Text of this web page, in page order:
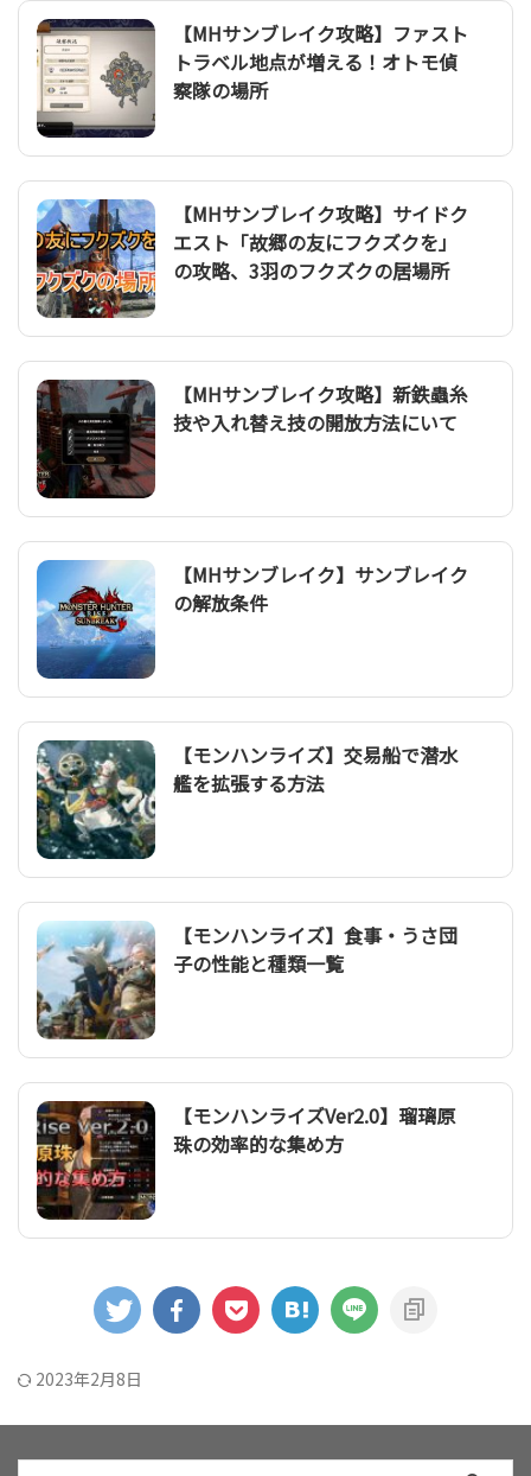
【MHサンブレイク攻略】ファスト
トラベル地点が増える！オトモ偵
察隊の場所
【MHサンブレイク攻略】サイドク
エスト「故郷の友にフクズクを」
の攻略、3羽のフクズクの居場所
【MHサンブレイク攻略】新鉄蟲糸
技や入れ替え技の開放方法にいて
【MHサンブレイク】サンブレイク
の解放条件
【モンハンライズ】交易船で潜水
艦を拡張する方法
【モンハンライズ】食事・うさ団
子の性能と種類一覧
【モンハンライズVer2.0】瑠璃原
珠の効率的な集め方
2023年2月8日